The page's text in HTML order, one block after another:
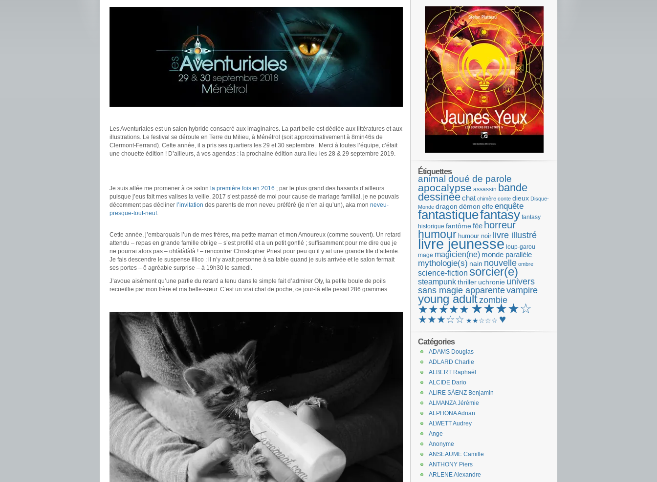
Les Aventuriales est un salon hybride consacré aux imaginaires. La part belle est dédiée aux littératures et aux
illustrations. Le festival se déroule en Terre du Milieu, à Ménétrol (soit approximativement à 8min46s de
Clermont-Ferrand). Cette année, il a pris ses quartiers les 29 et 30 septembre. Merci à toutes l’équipe, c’était
une chouette édition ! D’ailleurs, à vos agendas : la prochaine édition aura lieu les 28 & 29 septembre 2019.
Je suis allée me promener à ce salon la première fois en 2016 ; par le plus grand des hasards d’ailleurs
puisque j’eus fait mes valises la veille. 2017 s’est passé de moi pour cause de mariage familial, je ne pouvais
décemment pas décliner l’invitation des parents de mon neveu préféré (je n’en ai qu’un), aka mon neveu-
presque-tout-neuf.
Cette année, j’embarquais l’un de mes frères, ma petite maman et mon Amoureux (comme souvent). Un retard
attendu – repas en grande famille oblige – s’est profilé et a un petit gonflé ; suffisamment pour me dire que je
ne pourrai alors pas – ohlàlàlàlà ! – rencontrer Christopher Priest pour peu qu’il y ait une grande file d’attente.
Je fais descendre le suspense illico : il n’y avait personne à sa table quand je suis arrivée et le salon fermait
ses portes – ô agréable surprise – à 19h30 le samedi.
J’avoue aisément qu’une partie du retard a tenu dans le simple fait d’admirer Oly, la petite boule de poils
recueillie par mon frère et ma belle-sœur. C’est un vrai chat de poche, ce jour-là elle pesait 286 grammes.
Étiquettes
animal doué de parole
apocalypse assassin bande
dessinéechat chimère conte dieux Disque-
Monde dragon démon elfeenquête
fantastiquefantasy fantasy
historique fantômefée horreur
humour humour noir livre illustré
livre jeunesse loup-garou
mage magicien(ne) monde parallèle
mythologie(s) nain nouvelle ombre
science-fiction sorcier(e)
steampunkthriller uchronie univers
sans magie apparentevampire
young adultzombie
★★★★★ ★★★★☆
★★★☆☆ ★★☆☆☆ ♥
Catégories
ADAMS Douglas
ADLARD Charlie
ALBERT Raphaël
ALCIDE Dario
ALIRE SÁENZ Benjamin
ALMANZA Jérémie
ALPHONA Adrian
ALWETT Audrey
Ange
Anonyme
ANSEAUME Camille
ANTHONY Piers
ARLENE Alexandre